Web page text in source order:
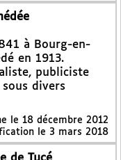
à Bourg-en-
en 1913.
publiciste
divers
le 18 décembre 2012
le 3 mars 2018